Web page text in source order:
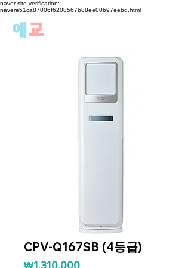
naver-site-verification:
navere51ca87006f6208567b88ee00b97eebd.html
에 교
CPV-Q167SB (4등급)
₩1,310,000가격